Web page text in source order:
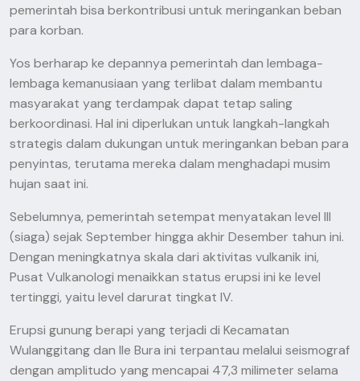
pemerintah bisa berkontribusi untuk meringankan beban
para korban.
Yos berharap ke depannya pemerintah dan lembaga-
lembaga kemanusiaan yang terlibat dalam membantu
masyarakat yang terdampak dapat tetap saling
berkoordinasi. Hal ini diperlukan untuk langkah-langkah
strategis dalam dukungan untuk meringankan beban para
penyintas, terutama mereka dalam menghadapi musim
hujan saat ini.
Sebelumnya, pemerintah setempat menyatakan level III
(siaga) sejak September hingga akhir Desember tahun ini.
Dengan meningkatnya skala dari aktivitas vulkanik ini,
Pusat Vulkanologi menaikkan status erupsi ini ke level
tertinggi, yaitu level darurat tingkat IV.
Erupsi gunung berapi yang terjadi di Kecamatan
Wulanggitang dan Ile Bura ini terpantau melalui seismograf
dengan amplitudo yang mencapai 47,3 milimeter selama